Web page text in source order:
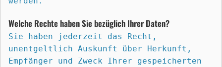
Welche Rechte haben Sie bezüglich Ihrer Daten?
Sie haben jederzeit das Recht,
unentgeltlich Auskunft über Herkunft,
Empfänger und Zweck Ihrer gespeicherten